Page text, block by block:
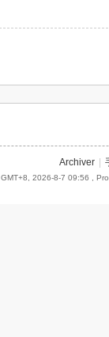
Archiver
GMT+8, 2026-8-7 09:56 ,